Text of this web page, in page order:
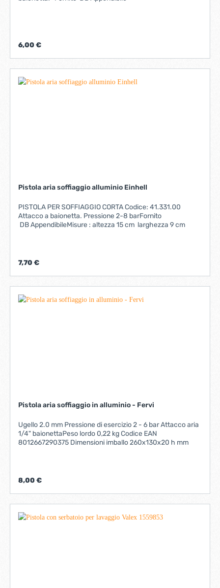
6,00 €
Pistola aria soffiaggio alluminio Einhell
PISTOLA PER SOFFIAGGIO CORTA Codice: 41.331.00
Attacco a baionetta. Pressione 2-8 barFornito
DB AppendibileMisure : altezza 15 cm larghezza 9 cm
7,70 €
Pistola aria soffiaggio in alluminio - Fervi
Ugello 2.0 mm Pressione di esercizio 2 - 6 bar Attacco aria
1/4" baionettaPeso lordo 0,22 kg Codice EAN
8012667290375 Dimensioni imballo 260x130x20 h mm
8,00 €